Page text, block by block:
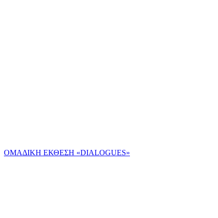
ΟΜΑΔΙΚΗ ΕΚΘΕΣΗ «DIALOGUES»